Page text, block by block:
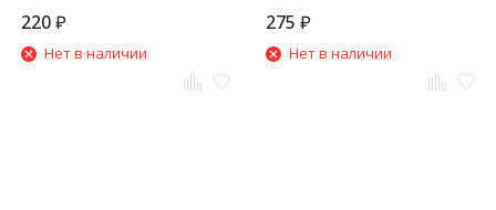
220₽
Нет в наличии
275 ₽
Нет в наличии